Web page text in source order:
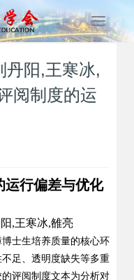
T
o
g
g
a
o
n
丹阳,王寒冰,
阅制度的运
运行偏差与优化
,王寒冰,雒亮
士生培养质量的核心环
足、透明度缺失等多重
评阅制度文本为分析对